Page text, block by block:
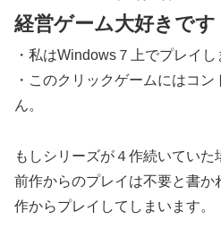
経営ゲーム大好きです
・私はWindows７上でプレイし
・このクリックゲームにはコ
ん。
もしシリーズが４作続いていた
前作からのプレイは不要と書
作からプレイしてしまいます。